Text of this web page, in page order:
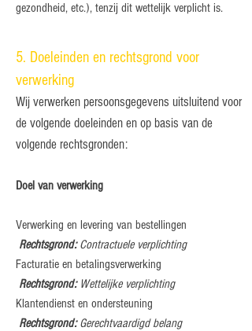
gezondheid, etc.), tenzij dit wettelijk verplicht is.
5. Doeleinden en rechtsgrond voor
verwerking
Wij verwerken persoonsgegevens uitsluitend voor
de volgende doeleinden en op basis van de
volgende rechtsgronden:
Doel van verwerking
Verwerking en levering van bestellingen
Rechtsgrond:Contractuele verplichting
Facturatie en betalingsverwerking
Rechtsgrond: Wettelijke verplichting
Klantendienst en ondersteuning
Rechtsgrond:Gerechtvaardigd belang